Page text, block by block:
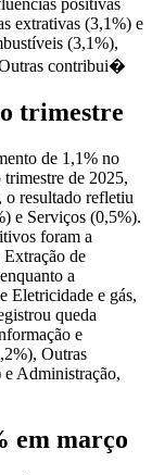
extrativas (3,1%) e
(3,1%),
Outras contribui�
trimestre
de 1,1% no
de 2025,
o resultado refletiu
e Serviços (0,5%).
foram a
de
a
Eletricidade e gás,
queda
e
Outras
Administração,
em março